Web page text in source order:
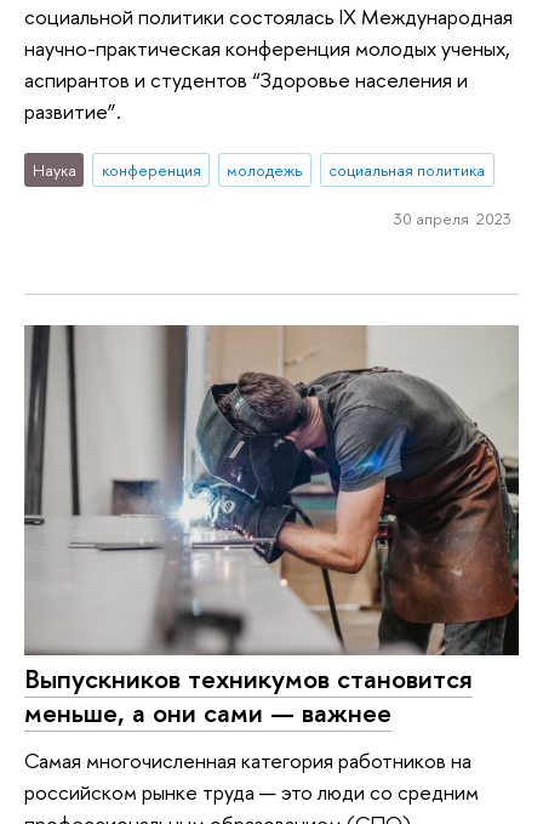
социальной политики состоялась IX Международная
научно-практическая конференция молодых ученых,
аспирантов и студентов “Здоровье населения и
развитие”.
Наука конференция молодежь социальная политика
30 апреля 2023
Выпускников техникумов становится
меньше, а они сами — важнее
Самая многочисленная категория работников на
российском рынке труда — это люди со средним